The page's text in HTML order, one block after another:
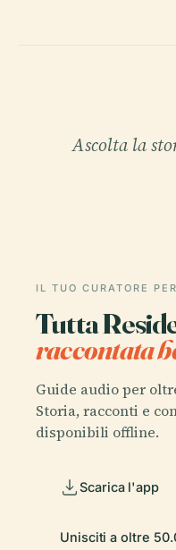
Ascolta la
IL TUO CURATORE
Tutta
raccontata
Guide audio per
Storia, racconti e
disponibili offline.
Scarica l'app
Unisciti a oltre